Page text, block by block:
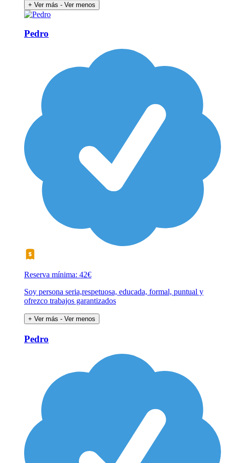
+ Ver más - Ver menos
Pedro
Reserva mínima: 42€
Soy persona seria,respetuosa, educada, formal, puntual y
ofrezco trabajos garantizados
+ Ver más - Ver menos
Pedro